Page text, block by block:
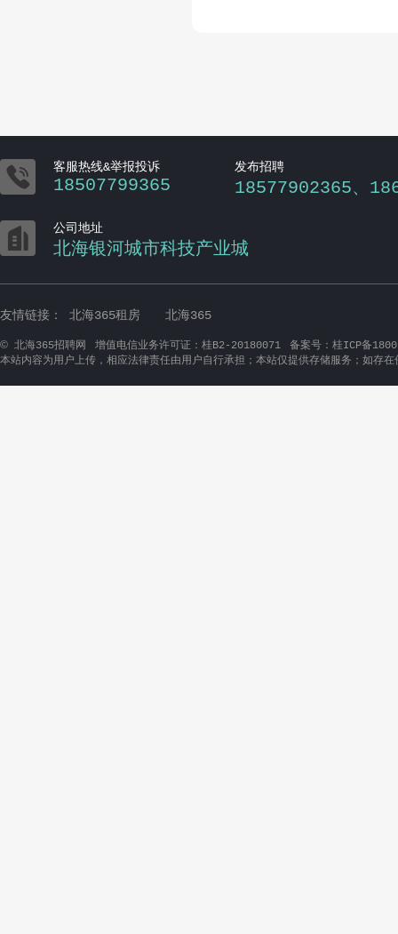
 客服热线&举报投诉
18507799365
发布招聘
18577902365、
 公司地址
北海银河城市科技产业城
友情链接： 北海365租房 北海365
© 北海365招聘网 增值电信业务许可证：桂B2-20180071
备案号：桂ICP备
本站内容为用户上传，相应法律责任由用户自行承担；本站仅提供存储服务；如存